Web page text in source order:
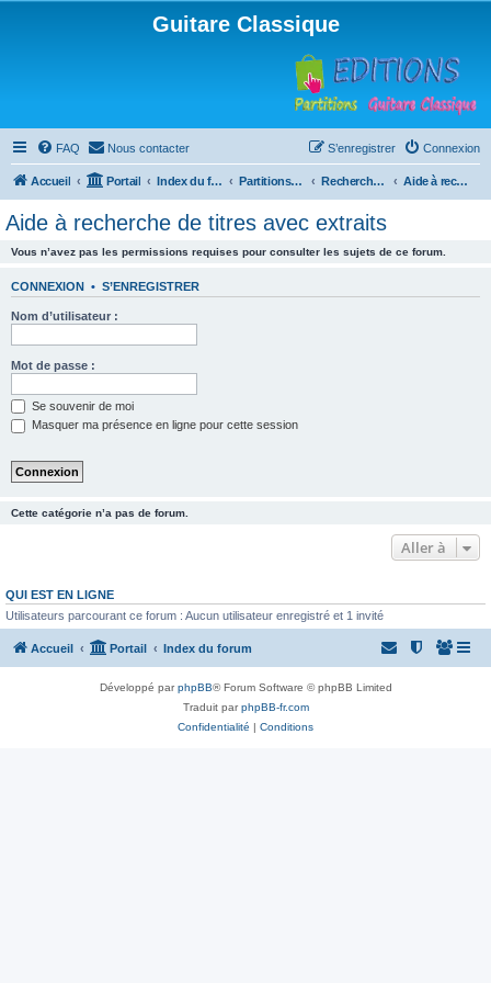
Guitare Classique
FAQ Nous contacter Connexion
S’enregistrer
Accueil Portail Index du forum Partitions pour guitare en libre téléchargement Recherche de ressources musicales Aide à recherche de titres avec extraits
Aide à recherche de titres avec extraits
Vous n’avez pas les permissions requises pour consulter les sujets de ce forum.
CONNEXION • S’ENREGISTRER
Nom d’utilisateur :
Mot de passe :
Se souvenir de moi
Masquer ma présence en ligne pour cette session
Cette catégorie n’a pas de forum.
Aller à
QUI EST EN LIGNE
Utilisateurs parcourant ce forum : Aucun utilisateur enregistré et 1 invité
Accueil Portail Index du forum
Développé parphpBB® Forum Software © phpBB Limited
Traduit parphpBB-fr.com
Confidentialité | Conditions